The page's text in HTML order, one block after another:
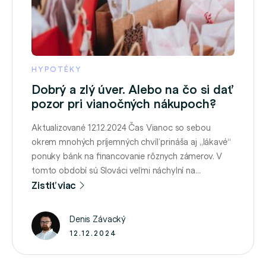
HYPOTÉKY
Dobrý a zlý úver. Alebo na čo si dať
pozor pri vianočných nákupoch?
Aktualizované 12.12.2024 Čas Vianoc so sebou
okrem mnohých príjemných chvíľ prináša aj „lákavé“
ponuky bánk na financovanie rôznych zámerov. V
tomto období sú Slováci veľmi náchylní na
využívanie spotrebiteľských úverov s cieľom, ktorý
neskôr ich môže dobehnúť. Reč je o úveroch na
darčeky, no okrem toho sa …
Zistiť viac
Denis Závacký
12.12.2024